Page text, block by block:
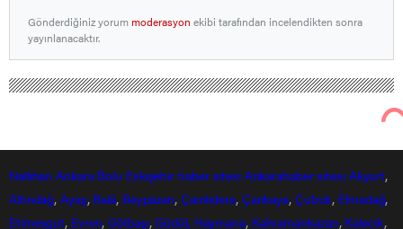
Gönderdiğiniz yorummoderasyon ekibi tarafından incelendikten sonra
yayınlanacaktır.